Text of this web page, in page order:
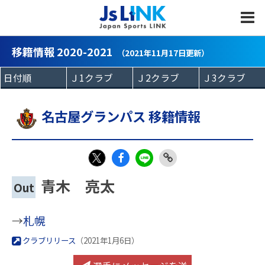
移籍情報 2020-2021 （2021年11月17日更新）
名古屋グランパス 移籍情報
eb
Out 青木 亮太
→札幌
クラブリリース （2021年1月6日）